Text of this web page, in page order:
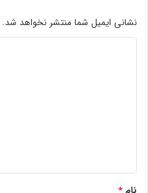
نشانی ایمیل شما منتشر نخواهد شد.
*